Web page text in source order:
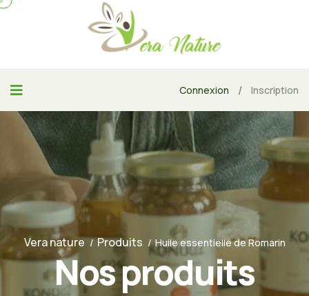
Connexion / Inscription
Vera nature Produits Huile essentielle de Romarin
Nos produits